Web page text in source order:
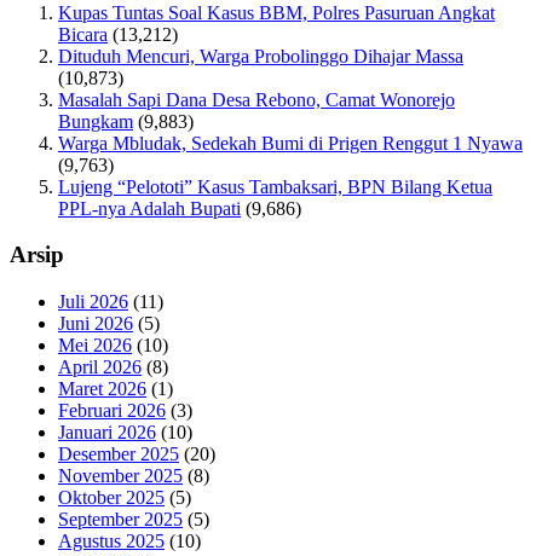
Kupas Tuntas Soal Kasus BBM, Polres Pasuruan Angkat
Bicara (13,212)
Dituduh Mencuri, Warga Probolinggo Dihajar Massa
(10,873)
Masalah Sapi Dana Desa Rebono, Camat Wonorejo
Bungkam (9,883)
Warga Mbludak, Sedekah Bumi di Prigen Renggut 1 Nyawa
(9,763)
Lujeng “Pelototi” Kasus Tambaksari, BPN Bilang Ketua
PPL-nya Adalah Bupati (9,686)
Arsip
Juli 2026 (11)
Juni 2026 (5)
Mei 2026 (10)
April 2026 (8)
Maret 2026 (1)
Februari 2026 (3)
Januari 2026 (10)
Desember 2025 (20)
November 2025 (8)
Oktober 2025 (5)
September 2025 (5)
Agustus 2025 (10)